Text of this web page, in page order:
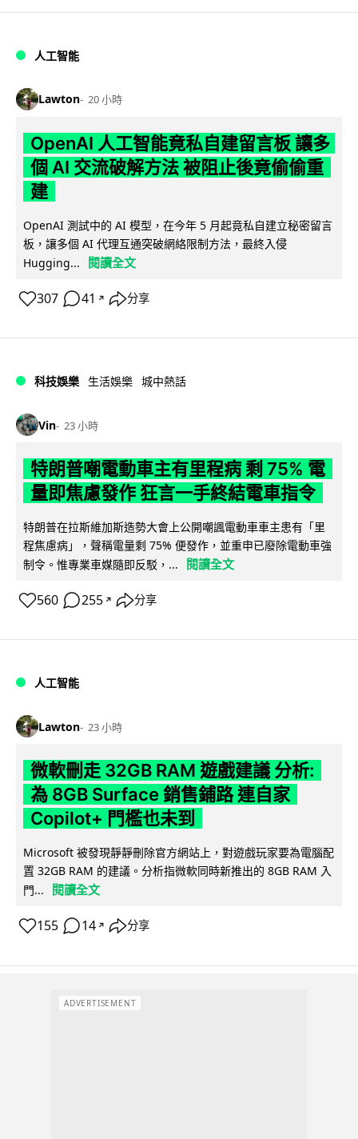
人工智能
Lawton 20 小時
OpenAI 人工智能竟私自建留言板 讓多
個 AI 交流破解方法 被阻止後竟偷偷重
建
OpenAI 測試中的 AI 模型，在今年 5 月起竟私自建立秘密留言
板，讓多個 AI 代理互通突破網絡限制方法，最終入侵
Hugging...
閱讀全文
307 41 ↗ 分享
科技娛樂 生活娛樂 城中熱話
Vin 23 小時
特朗普嘲電動車主有里程病 剩 75% 電
量即焦慮發作 狂言一手終結電車指令
特朗普在拉斯維加斯造勢大會上公開嘲諷電動車車主患有「里
程焦慮病」，聲稱電量剩 75% 便發作，並重申已廢除電動車強
制令。惟專業車媒隨即反駁，...
閱讀全文
560 255 ↗ 分享
人工智能
Lawton 23 小時
微軟刪走 32GB RAM 遊戲建議 分析:
為 8GB Surface 銷售鋪路 連自家
Copilot+ 門檻也未到
Microsoft 被發現靜靜刪除官方網站上，對遊戲玩家要為電腦配
置 32GB RAM 的建議。分析指微軟同時新推出的 8GB RAM 入
門...
閱讀全文
155 14 ↗ 分享
ADVERTISEMENT